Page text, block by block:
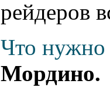
рейдеров
Что нужно
Мордино.